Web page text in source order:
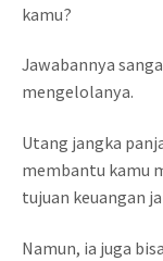
kamu?
Jawabannya
mengelolanya.
Utang jangka
membantu kamu
tujuan keuangan
Namun, ia juga